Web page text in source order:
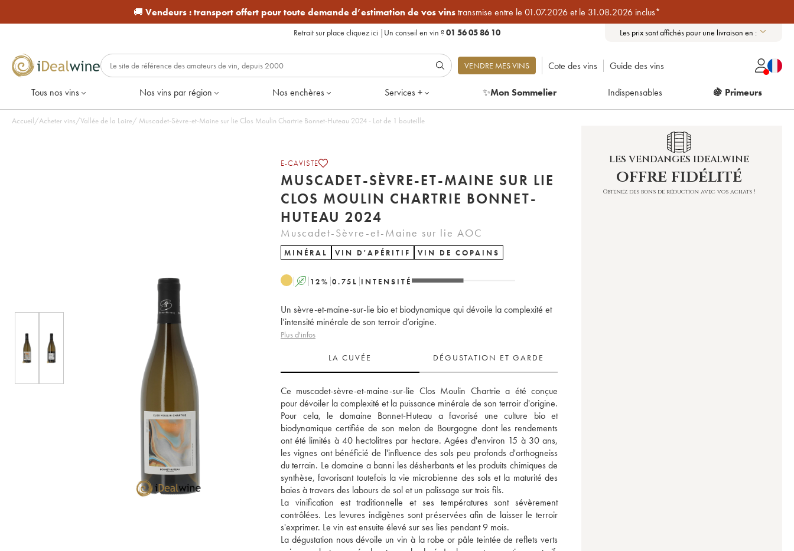
🚚 Vendeurs :transport offert pour toute demande d’estimation de vos vinstransmise entre le 01.07.2026 et le 31.08.2026 inclus*
Retrait sur place cliquez ici | Un conseil en vin ?01 56 05 86 10 Les prix sont affichés pour une livraison en :
VENDRE MES VINS Cote des vins Guide des vins
Tous nos vins Nos vins par région Nos enchères Services + ✨Mon Sommelier Indispensables 🍇 Primeurs
Accueil/Acheter vins/Vallée de la Loire/ Muscadet-Sèvre-et-Maine sur lie Clos Moulin Chartrie Bonnet-Huteau 2024 - Lot de 1 bouteille
E-CAVISTE
MUSCADET-SÈVRE-ET-MAINE SUR LIE
CLOS MOULIN CHARTRIE BONNET-
HUTEAU 2024
Muscadet-Sèvre-et-Maine sur lie AOC
MINÉRAL VIN D'APÉRITIF VIN DE COPAINS
A 12% 0.75 L INTENSITÉ
Un sèvre-et-maine-sur-lie bio et biodynamique qui dévoile la complexité et
l’intensité minérale de son terroir d’origine.
Plus d'infos
LA CUVÉE DÉGUSTATION ET GARDE
Ce muscadet-sèvre-et-maine-sur-lie Clos Moulin Chartrie a été conçue
pour dévoiler la complexité et la puissance minérale de son terroir d'origine.
Pour cela, le domaine Bonnet-Huteau a favorisé une culture bio et
biodynamique certifiée de son melon de Bourgogne dont les rendements
ont été limités à 40 hectolitres par hectare. Agées d'environ 15 à 30 ans,
les vignes ont bénéficié de l'influence des sols peu profonds d'orthogneiss
du terrain. Le domaine a banni les désherbants et les produits chimiques de
synthèse, favorisant toutefois la vie microbienne des sols et la maturité des
baies à travers des labours de sol et un palissage sur trois fils.
La vinification est traditionnelle et ses températures sont sévèrement
contrôlées. Les levures indigènes sont préservées afin de laisser le terroir
s'exprimer. Le vin est ensuite élevé sur ses lies pendant 9 mois.
La dégustation nous dévoile un vin à la robe or pâle teintée de reflets verts
LES VENDANGES IDEALWINE
offre fidélité
Obtenez des bons de réduction avec vos achats !